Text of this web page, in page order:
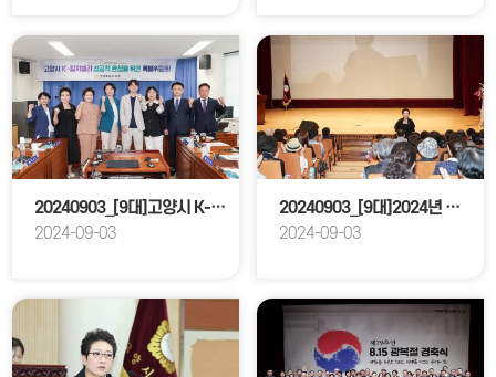
20240903_[9대]고양시 K-컬처밸리 성공적 완성을 위한 특별위원회
2024-09-03
20240903_[9대]2024년 양성평등주간 기념행사
2024-09-03